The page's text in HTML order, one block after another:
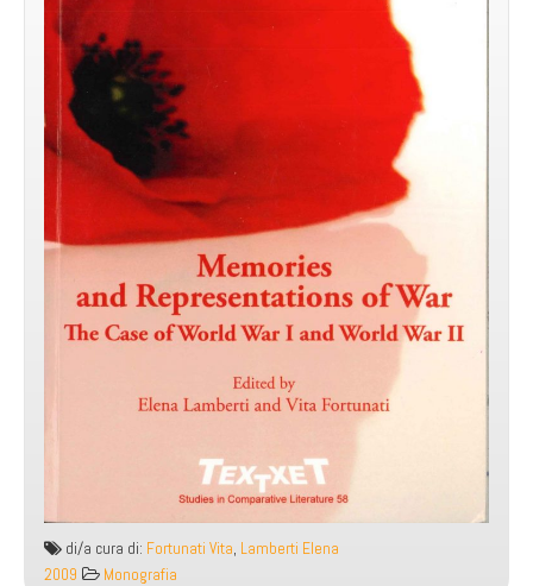
di/a cura di: Fortunati Vita, Lamberti Elena
2009
Monografia